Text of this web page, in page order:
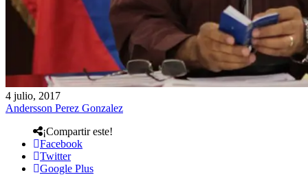
4 julio, 2017
Andersson Perez Gonzalez
¡Compartir este!
Facebook
Twitter
Google Plus